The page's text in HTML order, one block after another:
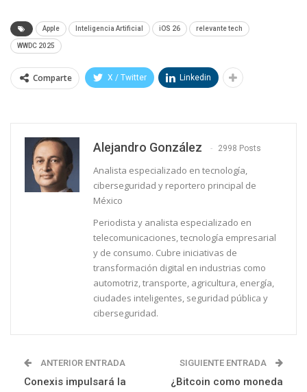
Apple Inteligencia Artificial iOS 26 relevante tech
WWDC 2025
Comparte X / Twitter Linkedin
Alejandro González 2998 Posts
Analista especializado en tecnología,
ciberseguridad y reportero principal de
México
Periodista y analista especializado en
telecomunicaciones, tecnología empresarial
y de consumo. Cubre iniciativas de
transformación digital en industrias como
automotriz, transporte, agricultura, energía,
ciudades inteligentes, seguridad pública y
ciberseguridad.
ANTERIOR ENTRADA
Conexis impulsará la
SIGUIENTE ENTRADA
¿Bitcoin como moneda